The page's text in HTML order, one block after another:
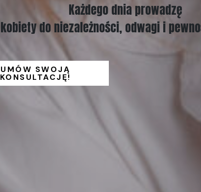
Każdego dnia prowadzę
kobiety do niezależności, odwagi i
UMÓW SWOJĄ
KONSULTACJĘ!